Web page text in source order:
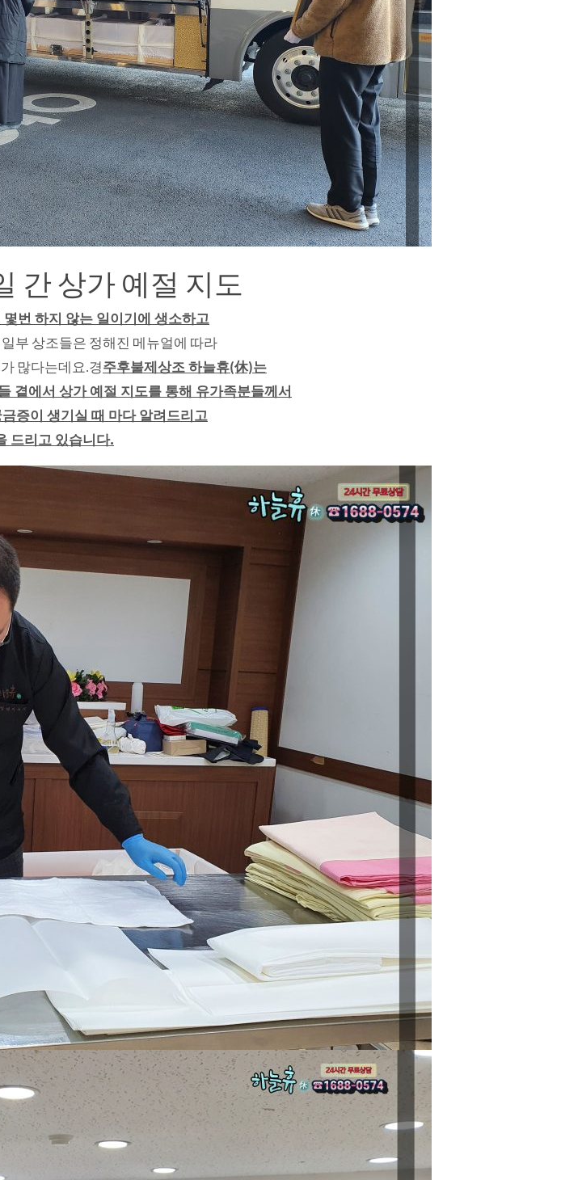
간 상가 예절 지도
번 하지 않는 일이기에 생소하고
부 상조들은 정해진 메뉴얼에 따라
많다는데요.경주후불제상조 하늘휴(休)는
곁에서 상가 예절 지도를 통해 유가족분들께서
증이 생기실 때 마다 알려드리고
드리고 있습니다.